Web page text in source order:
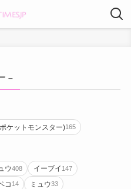
–
ケットモンスター)165
ウ408 イーブイ 147
コ 14 ミュウ33